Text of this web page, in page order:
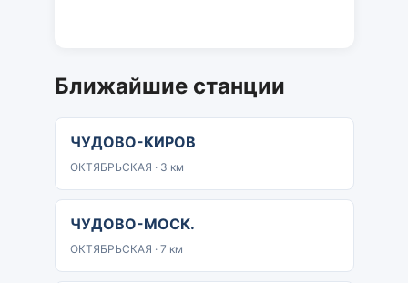
Ближайшие станции
ЧУДОВО-КИРОВ
ОКТЯБРЬСКАЯ · 3 км
ЧУДОВО-МОСК.
ОКТЯБРЬСКАЯ · 7 км